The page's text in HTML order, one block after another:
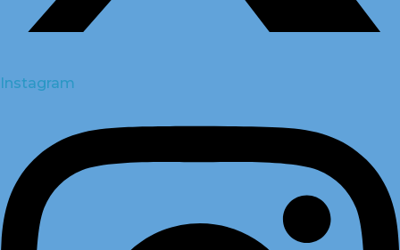
Instagram